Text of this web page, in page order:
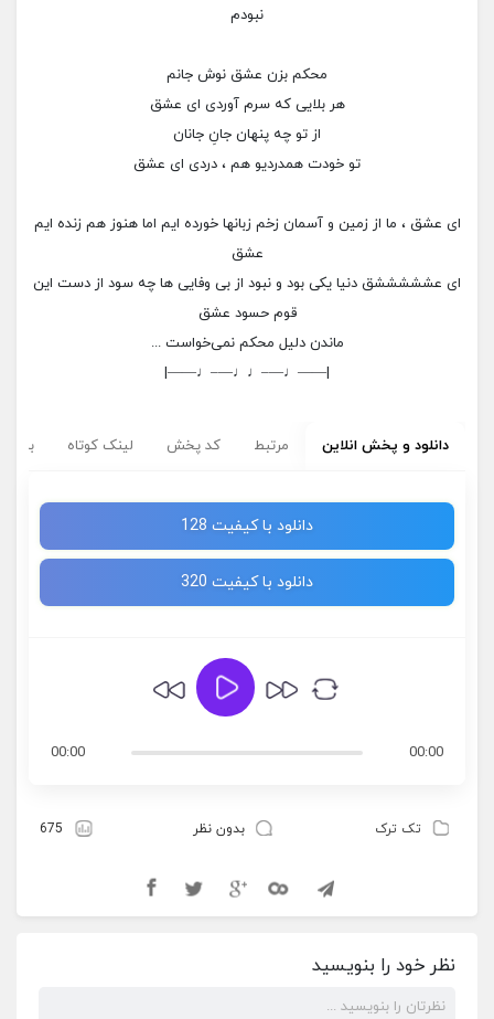
نبودم
محکم بزن عشق نوش جانم
هر بلایی که سرم آوردی ای عشق
از تو چه پنهان جانِ جانان
تو خودت همدردیو هم ، دردی ای عشق
ای عشق ، ما از زمین و آسمان زخم زبانها خورده ایم اما هنوز هم زنده ایم
عشق
ای عشششششق دنیا یکی بود و نبود از بی وفایی ها چه سود از دست این
قوم حسود عشق
ماندن دلیل محکم نمی‌خواست ...
|——♩—–♩♩—–♩——|
دانلود و پخش انلاین مرتبط کد پخش لینک کوتاه
دانلود با کیفیت 128
دانلود با کیفیت 320
00:00
00:00
تک ترک بدون نظر 675
نظر خود را بنویسید